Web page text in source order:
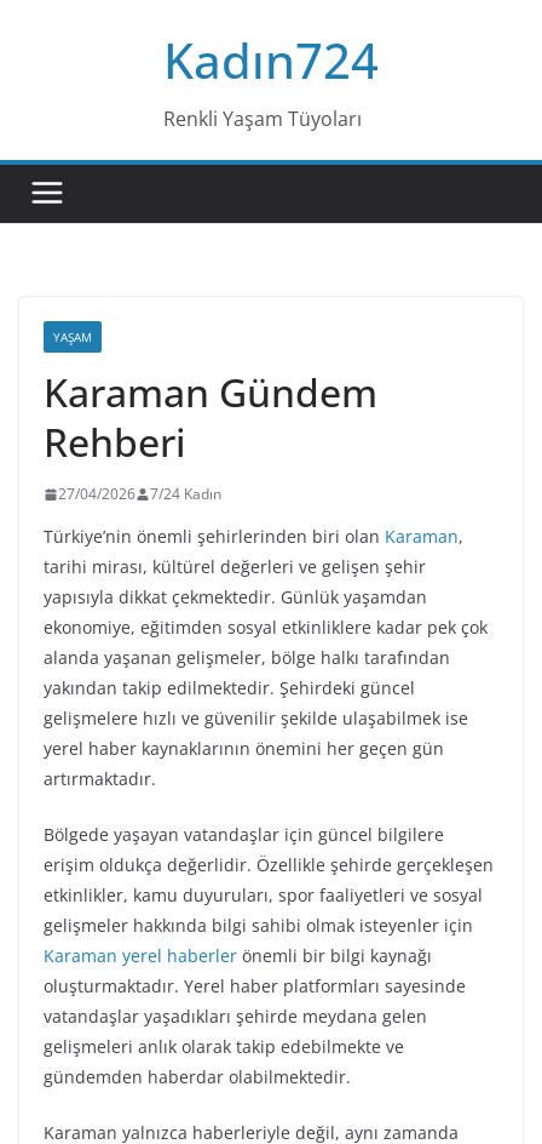
Kadın724
Renkli Yaşam Tüyoları
YAŞAM
Karaman Gündem
Rehberi
27/04/2026 7/24 Kadın
Türkiye’nin önemli şehirlerinden biri olan Karaman,
tarihi mirası, kültürel değerleri ve gelişen şehir
yapısıyla dikkat çekmektedir. Günlük yaşamdan
ekonomiye, eğitimden sosyal etkinliklere kadar pek çok
alanda yaşanan gelişmeler, bölge halkı tarafından
yakından takip edilmektedir. Şehirdeki güncel
gelişmelere hızlı ve güvenilir şekilde ulaşabilmek ise
yerel haber kaynaklarının önemini her geçen gün
artırmaktadır.
Bölgede yaşayan vatandaşlar için güncel bilgilere
erişim oldukça değerlidir. Özellikle şehirde gerçekleşen
etkinlikler, kamu duyuruları, spor faaliyetleri ve sosyal
gelişmeler hakkında bilgi sahibi olmak isteyenler için
Karaman yerel haberler önemli bir bilgi kaynağı
oluşturmaktadır. Yerel haber platformları sayesinde
vatandaşlar yaşadıkları şehirde meydana gelen
gelişmeleri anlık olarak takip edebilmekte ve
gündemden haberdar olabilmektedir.
Karaman yalnızca haberleriyle değil, aynı zamanda